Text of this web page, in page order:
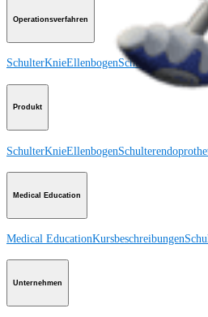
Operationsverfahren
SchulterKnieEllenbogen
Produkt
SchulterKnieEllenbogen
Medical Education
Medical EducationKursbeschreibungen
Unternehmen